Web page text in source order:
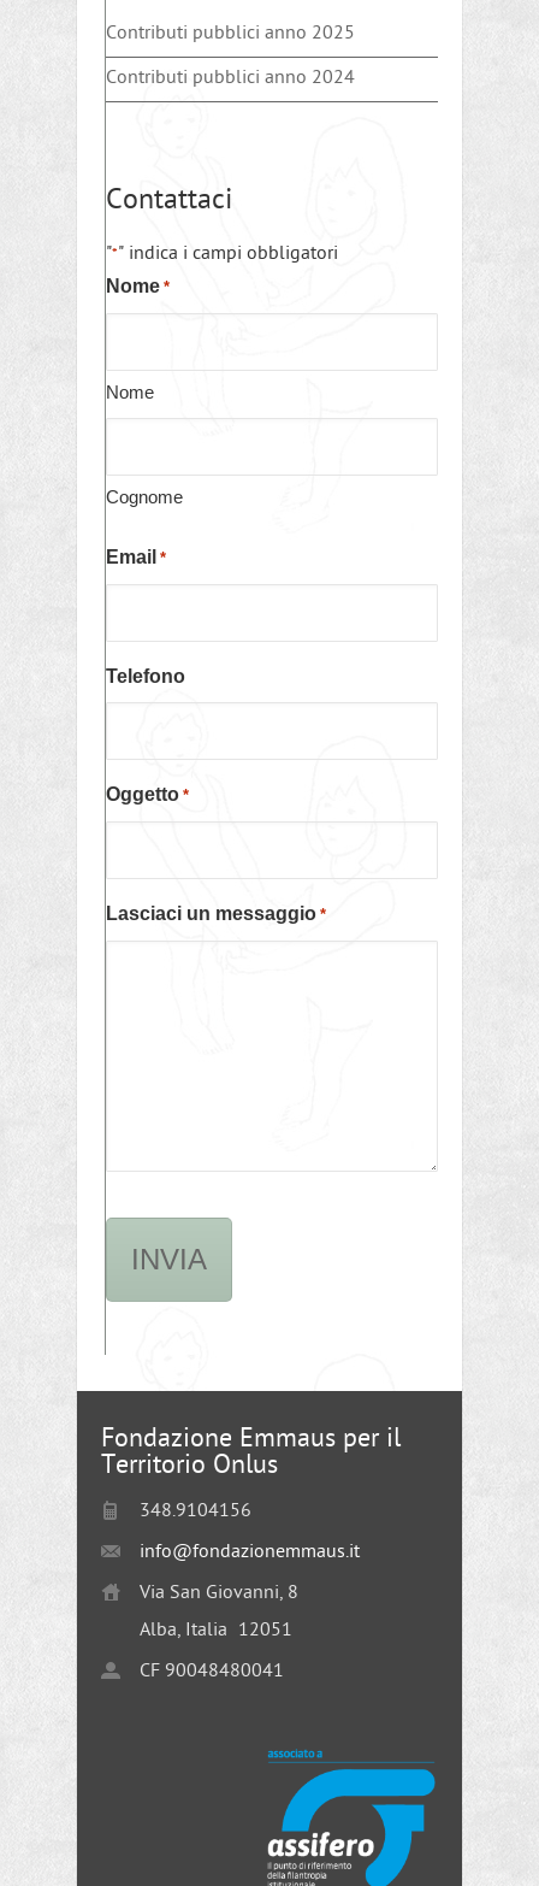
Contributi pubblici anno 2025
Contributi pubblici anno 2024
Contattaci
"*" indica i campi obbligatori
Nome *
Nome
Cognome
Email *
Telefono
Oggetto *
Lasciaci un messaggio *
Fondazione Emmaus per il
Territorio Onlus
348.9104156
info@fondazionemmaus.it
Via San Giovanni, 8
Alba, Italia 12051
CF 90048480041